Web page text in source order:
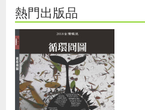
熱門出版品